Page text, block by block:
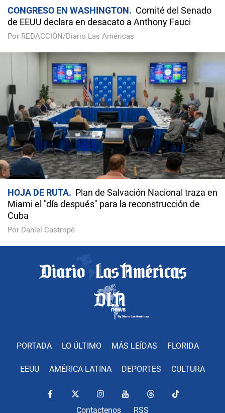
CONGRESO EN WASHINGTON
Comité del Senado
de EEUU declara en desacato a Anthony Fauci
Por REDACCIÓN/Diario Las Américas
HOJA DE RUTA
Plan de Salvación Nacional traza en
Miami el "día después" para la reconstrucción de
Cuba
Por Daniel Castropé
PORTADA LO ÚLTIMO MÁS LEÍDAS FLORIDA
EEUU AMÉRICA LATINA DEPORTES CULTURA
Contactenos RSS